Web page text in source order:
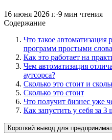
16 июня 2026 г.·9 мин чтения
Содержание
Что такое
программ простыми
Как это работает на
Чем автоматизация
аутсорса?
Сколько это стоит и
Сколько это стоит
Что получит бизнес уже
Как запустить у себя за 3
Короткий вывод для